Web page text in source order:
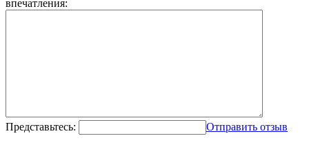
впечатления:
Представьтесь: Отправить отзыв